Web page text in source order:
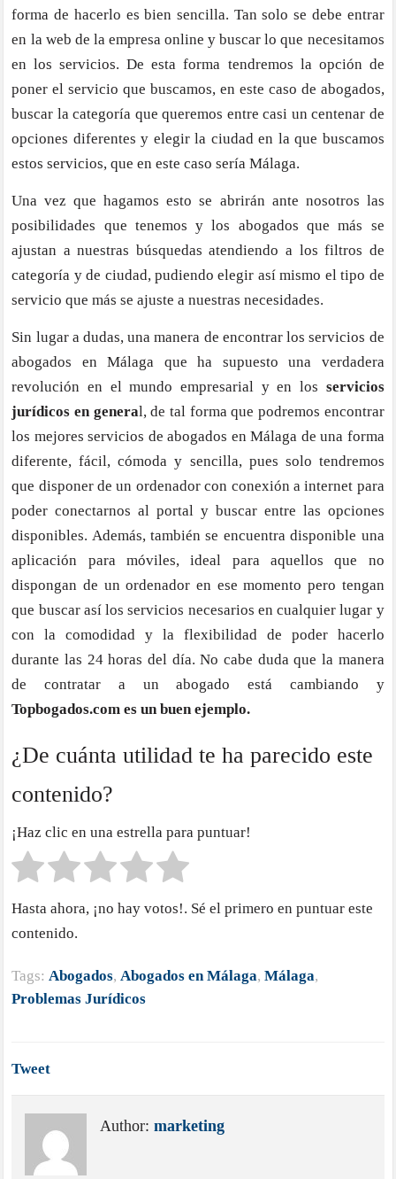
forma de hacerlo es bien sencilla. Tan solo se debe entrar
en la web de la empresa online y buscar lo que necesitamos
en los servicios. De esta forma tendremos la opción de
poner el servicio que buscamos, en este caso de abogados,
buscar la categoría que queremos entre casi un centenar de
opciones diferentes y elegir la ciudad en la que buscamos
estos servicios, que en este caso sería Málaga.
Una vez que hagamos esto se abrirán ante nosotros las
posibilidades que tenemos y los abogados que más se
ajustan a nuestras búsquedas atendiendo a los filtros de
categoría y de ciudad, pudiendo elegir así mismo el tipo de
servicio que más se ajuste a nuestras necesidades.
Sin lugar a dudas, una manera de encontrar los servicios de
abogados en Málaga que ha supuesto una verdadera
revolución en el mundo empresarial y en los servicios
jurídicos en general, de tal forma que podremos encontrar
los mejores servicios de abogados en Málaga de una forma
diferente, fácil, cómoda y sencilla, pues solo tendremos
que disponer de un ordenador con conexión a internet para
poder conectarnos al portal y buscar entre las opciones
disponibles. Además, también se encuentra disponible una
aplicación para móviles, ideal para aquellos que no
dispongan de un ordenador en ese momento pero tengan
que buscar así los servicios necesarios en cualquier lugar y
con la comodidad y la flexibilidad de poder hacerlo
durante las 24 horas del día. No cabe duda que la manera
de contratar a un abogado está cambiando y
Topbogados.com es un buen ejemplo.
¿De cuánta utilidad te ha parecido este
contenido?
¡Haz clic en una estrella para puntuar!
Hasta ahora, ¡no hay votos!. Sé el primero en puntuar este
contenido.
Tags: Abogados, Abogados en Málaga,Málaga,
Problemas Jurídicos
Tweet
Author:marketing